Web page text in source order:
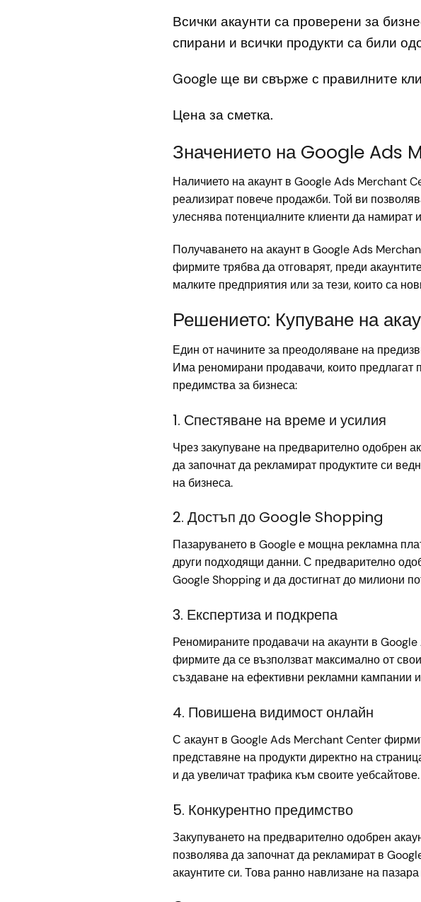
Всички акаунти са проверени за
спирани и всички продукти са били
Google ще ви свърже с правилните
Цена за сметка.
Значението на Google Ads
Наличието на акаунт в Google Ads Merchant
реализират повече продажби. Той ви
улеснява потенциалните клиенти да намират
Получаването на акаунт в Google Ads
фирмите трябва да отговарят, преди
малките предприятия или за тези, които са
Решението: Купуване на
Един от начините за преодоляване на
Има реномирани продавачи, които предлагат
предимства за бизнеса:
1. Спестяване на време и усилия
Чрез закупуване на предварително одобрен
да започнат да рекламират продуктите си
на бизнеса.
2. Достъп до Google Shopping
Пазаруването в Google е мощна рекламна
други подходящи данни. С предварително
Google Shopping и да достигнат до милиони
3. Експертиза и подкрепа
Реномираните продавачи на акаунти в
фирмите да се възползват максимално от
създаване на ефективни рекламни кампании
4. Повишена видимост онлайн
С акаунт в Google Ads Merchant Center
представяне на продукти директно на
и да увеличат трафика към своите уебсайтове.
5. Конкурентно предимство
Закупуването на предварително одобрен
позволява да започнат да рекламират в
акаунтите си. Това ранно навлизане на